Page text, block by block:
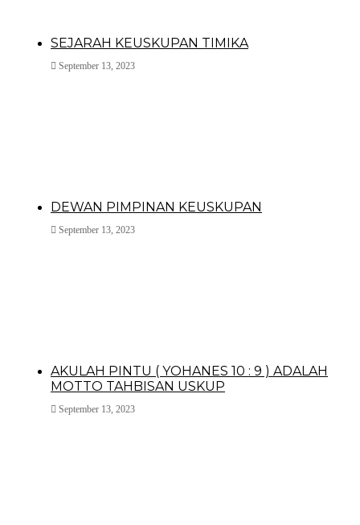
SEJARAH KEUSKUPAN TIMIKA
September 13, 2023
DEWAN PIMPINAN KEUSKUPAN
September 13, 2023
AKULAH PINTU ( YOHANES 10 : 9 ) ADALAH
MOTTO TAHBISAN USKUP
September 13, 2023